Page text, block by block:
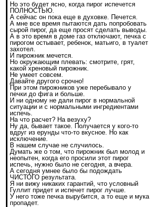
Но это будет ясно, когда пирог испечется
ПОЛНОСТЬЮ.
А сейчас он пока еще в духовке. Печется.
А мне все время пытаются дать попробовать
сырой пирог, да еще просят сделать выводы.
А в это время в доме газ отключают, печка с
пирогом остывает, ребенок, матьиго, в туалет
захотел.
И пирожник мечется.
Но окружающим плевать: смотрите, грят,
какой хреновый пирожник.
Не умеет совсем.
Давайте другого срочно!
При этом пирожников уже перебывало у
печки до фига и больше.
И ни одному не дали пирог в нормальной
ситуации и с нормальными ингредиентами
испечь.
На что расчет? На везуху?
Ну да, бывает такое. Получается у кого-то
вдруг из ерунды что-то вкусное. Но как
исключение.
В нашем случае не случилось.
Думать же о том, что пирожник был молод и
неопытен, когда его просили этот пирог
испечь, нужно было не сегодня, а вчера.
А сегодня умнее было бы подождать
ЧИСТОГО результата.
Я ни вижу никаких гарантий, что условный
Гуллит придет и испечет пирог лучше.
У него тоже печка вырубится, а то еще и мука
пропадет.